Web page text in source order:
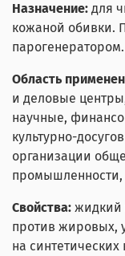
Назначение: для
кожаной обивки.
парогенератором.
Область
и деловые
научные,
культурно-
организации
промышленности,
Свойства: жидкий
против жировых,
на